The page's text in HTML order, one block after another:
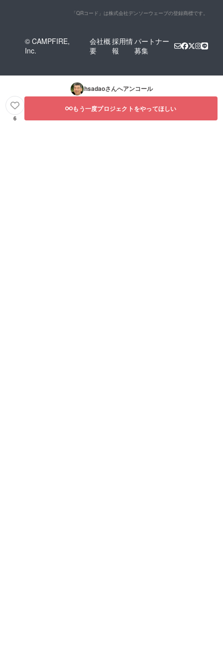
「QRコード」は株式会社デンソーウェーブの登録商標です。
© CAMPFIRE,
Inc.
会社概
要
採用情
報
パートナー
募集
hsadaoさんへアンコール
6
もう一度プロジェクトをやってほしい